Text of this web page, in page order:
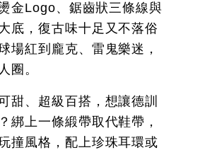
金Logo、鋸齒狀三條線與
底，復古味十足又不落俗
場紅到龐克、雷鬼樂迷，
圈。
甜、超級百搭，想讓德訓
綁上一條緞帶取代鞋帶，
撞風格，配上珍珠耳環或